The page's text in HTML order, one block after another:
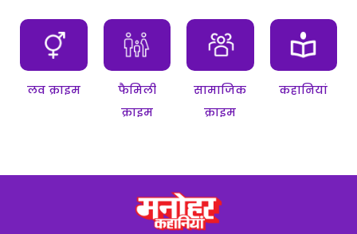
लव क्राइम
फैमिली
क्राइम
सामाजिक
क्राइम
कहानियां